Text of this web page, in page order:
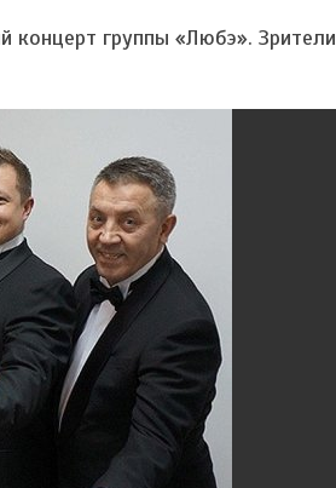
концерт группы «Любэ». Зрители